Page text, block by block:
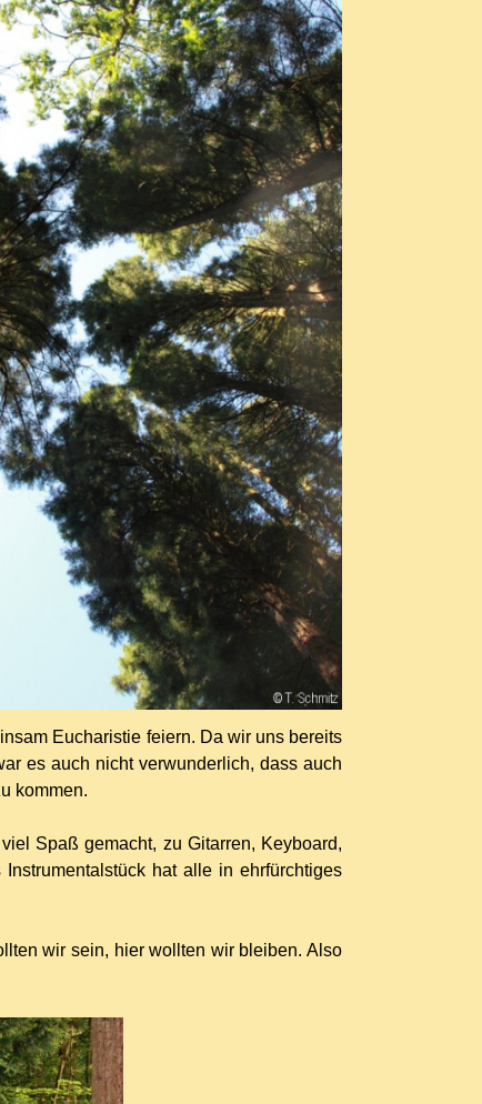
Eucharistie feiern. Da wir uns bereits
es auch nicht verwunderlich, dass auch
kommen.
Spaß gemacht, zu Gitarren, Keyboard,
hat alle in ehrfürchtiges
wir sein, hier wollten wir bleiben. Also